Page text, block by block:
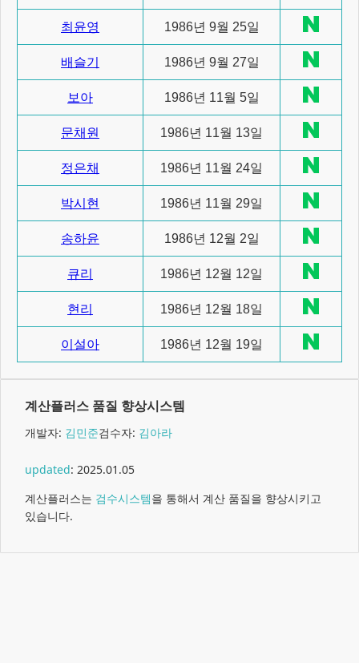
최윤영 1986년 9월 25일
배슬기 1986년 9월 27일
보아 1986년 11월 5일
문채원 1986년 11월 13일
정은채 1986년 11월 24일
박시현 1986년 11월 29일
송하윤 1986년 12월 2일
큐리 1986년 12월 12일
현리 1986년 12월 18일
이설아 1986년 12월 19일
계산플러스 품질 향상시스템
개발자: 김민준검수자: 김아라
updated: 2025.01.05
계산플러스는 검수시스템을 통해서 계산 품질을 향상시키고
있습니다.